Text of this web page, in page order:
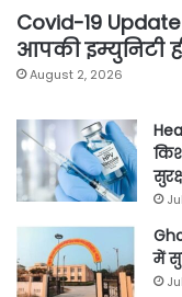
Covid-19 Update
आपकी इम्युनिटी
August 2, 2026
में